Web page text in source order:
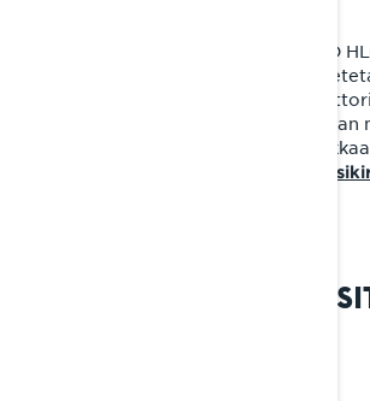
Videolla näytämme, miten KYB PRO
vaimentimien eri säätöasetukset
2022 Rave RE- ja Xterrain RE -
Huomaa: ohjesäädöt riippuvat hieman
joten löytääksesi sinun
omistajan
EASYRIDE+-